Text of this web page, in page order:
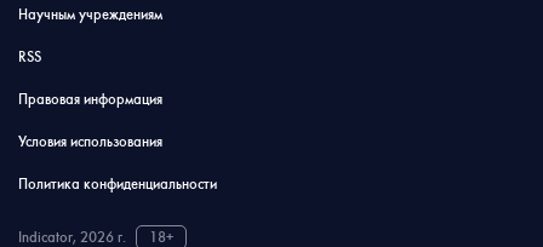
Научным учреждениям
RSS
Правовая информация
Условия использования
Политика конфиденциальности
Indicator, 2026 г.
18+